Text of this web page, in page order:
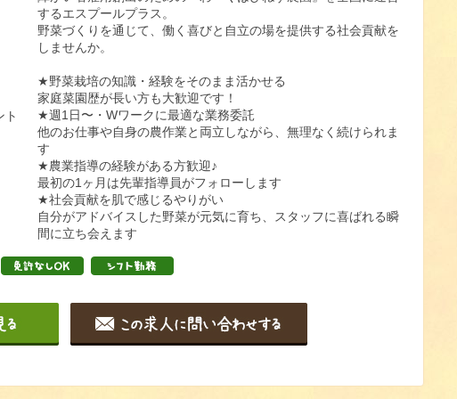
ト
するエスプールプラス。
野菜づくりを通じて、働く喜びと自立の場を提供する社会貢献を
しませんか。
★野菜栽培の知識・経験をそのまま活かせる
家庭菜園歴が長い方も大歓迎です！
★週1日〜・Wワークに最適な業務委託
他のお仕事や自身の農作業と両立しながら、無理なく続けられま
す
★農業指導の経験がある方歓迎♪
最初の1ヶ月は先輩指導員がフォローします
★社会貢献を肌で感じるやりがい
自分がアドバイスした野菜が元気に育ち、スタッフに喜ばれる瞬
間に立ち会えます